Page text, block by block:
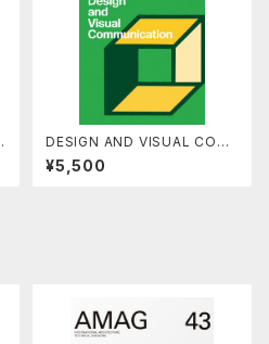
DESIGN AND VISUAL COM
MUNICATION by Bruno Mu
nari
¥5,500